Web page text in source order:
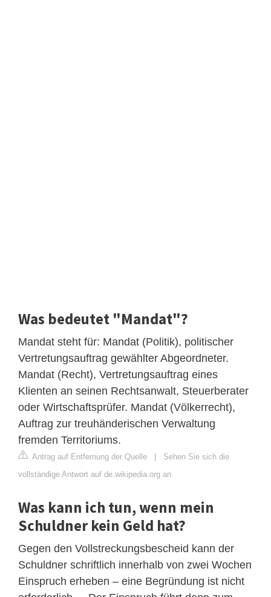
Was bedeutet "Mandat"?
Mandat steht für: Mandat (Politik), politischer
Vertretungsauftrag gewählter Abgeordneter.
Mandat (Recht), Vertretungsauftrag eines
Klienten an seinen Rechtsanwalt, Steuerberater
oder Wirtschaftsprüfer. Mandat (Völkerrecht),
Auftrag zur treuhänderischen Verwaltung
fremden Territoriums.
Antrag auf Entfernung der Quelle | Sehen Sie sich die
vollständige Antwort auf de.wikipedia.org an
Was kann ich tun, wenn mein
Schuldner kein Geld hat?
Gegen den Vollstreckungsbescheid kann der
Schuldner schriftlich innerhalb von zwei Wochen
Einspruch erheben – eine Begründung ist nicht